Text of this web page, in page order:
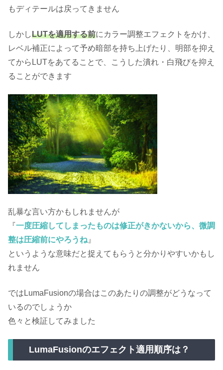
もディテールは戻ってきません
しかしLUTを適用する前にカラー調整エフェクトをかけ、
レベル補正によって予め暗部を持ち上げたり、明部を抑え
てからLUTをあてることで、こうした潰れ・白飛びを抑え
ることができます
乱暴な言い方かもしれませんが
『一度圧縮してしまったものは修正がきかないから、微調
整は圧縮前にやろうね 』
というような意味だと捉えてもらうと分かりやすいかもし
れません
ではLumaFusionの場合はこのあたりの調整がどうなって
いるのでしょうか
色々と検証してみました
LumaFusionのエフェクト適用順序は？